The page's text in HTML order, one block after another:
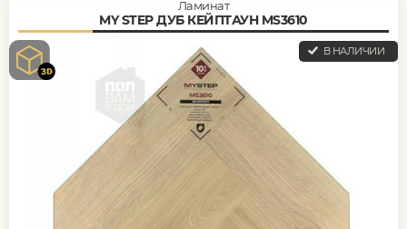
Ламинат
MY STEP ДУБ КЕЙПТАУН MS3610
В НАЛИЧИИ